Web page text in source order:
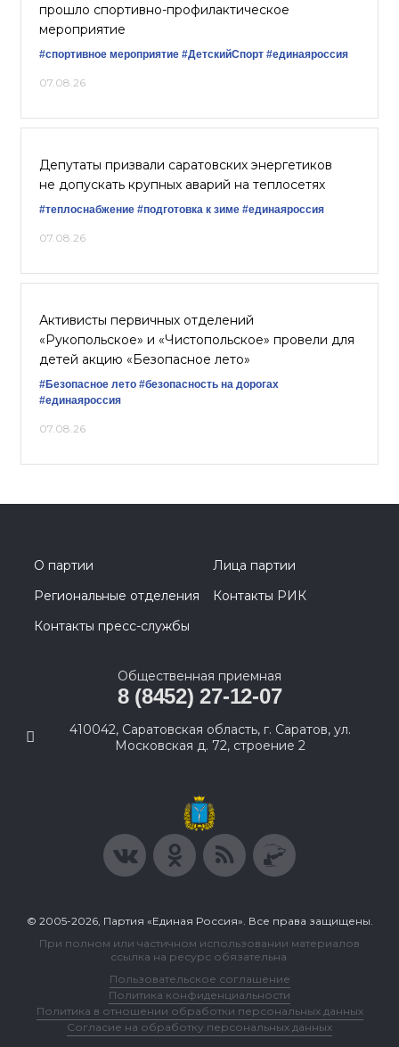
прошло спортивно-профилактическое
мероприятие
#спортивное мероприятие #ДетскийСпорт #единаяроссия
07.08.26
Депутаты призвали саратовских энергетиков
не допускать крупных аварий на теплосетях
#теплоснабжение #подготовка к зиме #единаяроссия
07.08.26
Активисты первичных отделений
«Рукопольское» и «Чистопольское» провели для
детей акцию «Безопасное лето»
#Безопасное лето #безопасность на дорогах
#единаяроссия
07.08.26
О партии
Лица партии
Региональные отделения
Контакты РИК
Контакты пресс-службы
Общественная приемная
8 (8452) 27-12-07
410042, Саратовская область, г. Саратов, ул.
Московская д. 72, строение 2
© 2005-2026, Партия «Единая Россия». Все права защищены.
При полном или частичном использовании материалов
ссылка на ресурс обязательна.
Пользовательское соглашение
Политика конфиденциальности
Политика в отношении обработки персональных данных
Согласие на обработку персональных данных